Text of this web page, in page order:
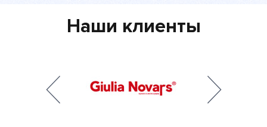
Наши клиенты